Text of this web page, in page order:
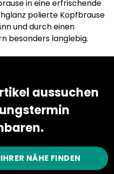
in eine erfrischende
polierte Kopfbrause
und durch einen
besonders langlebig.
aussuchen
NÄHE FINDEN